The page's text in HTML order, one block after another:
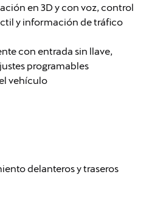
en 3D y con voz, control
y información de tráfico
con entrada sin llave,
programables
vehículo
delanteros y traseros